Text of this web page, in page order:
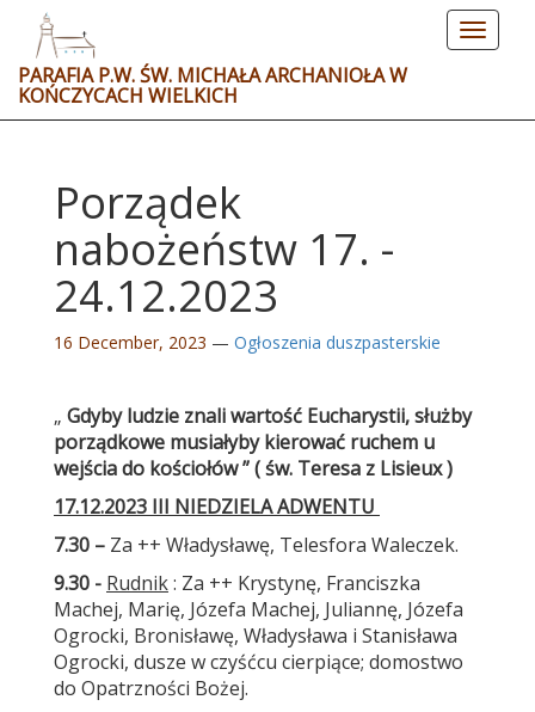
Toggle
PARAFIA P.W. ŚW. MICHAŁA ARCHANIOŁA W
KOŃCZYCACH WIELKICH
Porządek
nabożeństw 17. -
24.12.2023
16 December, 2023 — Ogłoszenia duszpasterskie
„ Gdyby ludzie znali wartość Eucharystii, służby
porządkowe musiałyby kierować ruchem u
wejścia do kościołów ” ( św. Teresa z Lisieux )
17.12.2023 III NIEDZIELA ADWENTU
7.30 – Za ++ Władysławę, Telesfora Waleczek.
9.30 - Rudnik: Za ++ Krystynę, Franciszka
Machej, Marię, Józefa Machej, Juliannę, Józefa
Ogrocki, Bronisławę, Władysława i Stanisława
Ogrocki, dusze w czyśćcu cierpiące; domostwo
do Opatrzności Bożej.